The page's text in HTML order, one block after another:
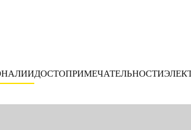
ДОСТОПРИМЕЧАТЕЛЬНОСТИ